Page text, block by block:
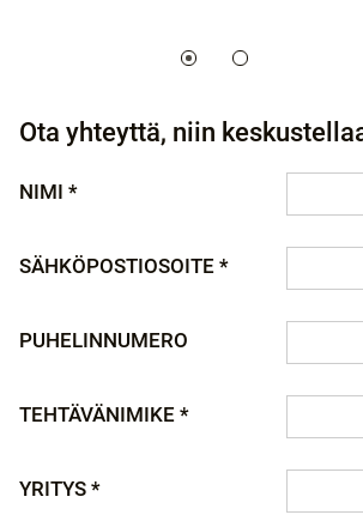
Ota yhteyttä, niin
NIMI *
SÄHKÖPOSTIOSOITE *
PUHELINNUMERO
TEHTÄVÄNIMIKE *
YRITYS *